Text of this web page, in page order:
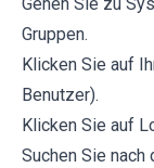
Gruppen.
Klicken Sie auf
Benutzer).
Klicken Sie auf
Suchen Sie nach